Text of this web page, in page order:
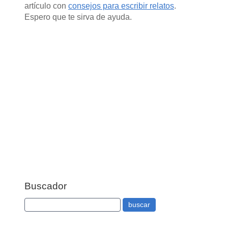
artículo con consejos para escribir relatos.
Espero que te sirva de ayuda.
Buscador